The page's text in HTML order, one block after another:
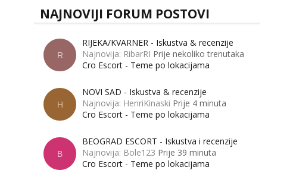
NAJNOVIJI FORUM POSTOVI
R
RIJEKA/KVARNER - Iskustva & recenzije
Najnovija: RibarRI Prije nekoliko trenutaka
Cro Escort - Teme po lokacijama
H
NOVI SAD - Iskustva & recenzije
Najnovija: HenriKinaski Prije 4 minuta
Cro Escort - Teme po lokacijama
B
BEOGRAD ESCORT - Iskustva i recenzije
Najnovija: Bole123 Prije 39 minuta
Cro Escort - Teme po lokacijama